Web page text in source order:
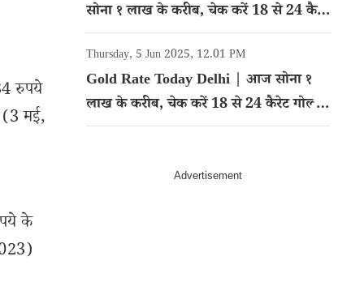
रुपये
(3 मई,
के
सोना १ लाख के करीब, चेक करें 18 से 24 कैरेट
गोल्ड का रेट
Thursday, 5 Jun 2025, 12.01 PM
Gold Rate Today Delhi | आज सोना १
लाख के करीब, चेक करें 18 से 24 कैरेट गोल्ड
का रेट